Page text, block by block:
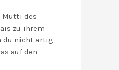
Mutti des
zu ihrem
du nicht artig
auf den